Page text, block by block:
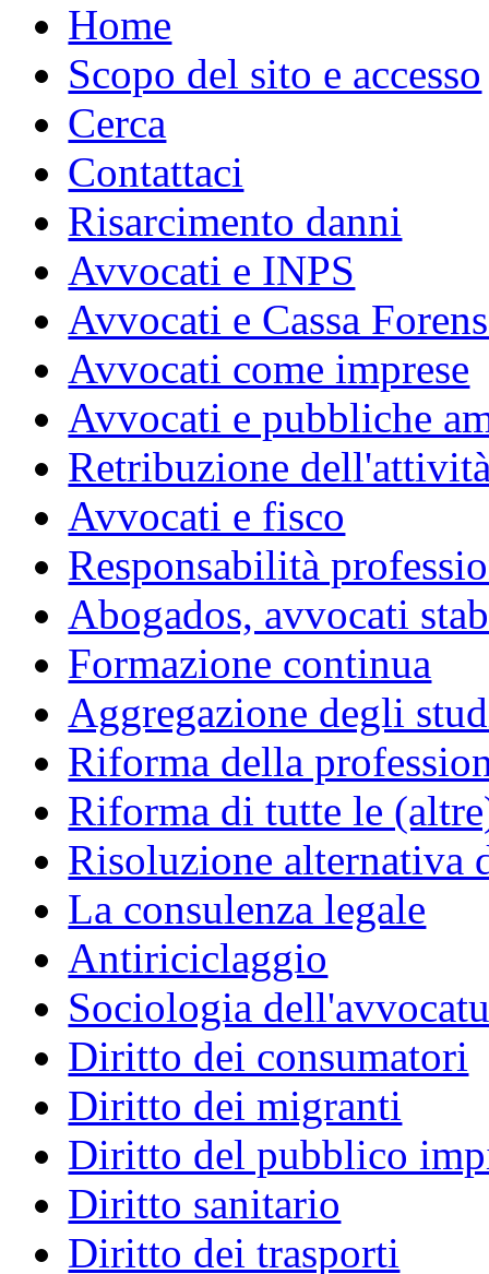
Home
Scopo del sito e accesso
Cerca
Contattaci
Risarcimento danni
Avvocati e INPS
Avvocati e Cassa
Avvocati come imprese
Avvocati e pubbliche
Retribuzione
Avvocati e fisco
Responsabilità
Abogados, avvocati
Formazione continua
Aggregazione degli
Riforma della
Riforma di tutte le
Risoluzione alternativa
La consulenza legale
Antiriciclaggio
Sociologia
Diritto dei consumatori
Diritto dei migranti
Diritto del pubblico
Diritto sanitario
Diritto dei trasporti